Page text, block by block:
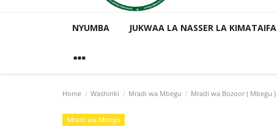
NYUMBA JUKWAA LA NASSER LA KIMATAIFA
Home Washiriki Mradi wa Mbegu Mradi wa Bozoor ( Mbegu )
Mradi wa Mbegu